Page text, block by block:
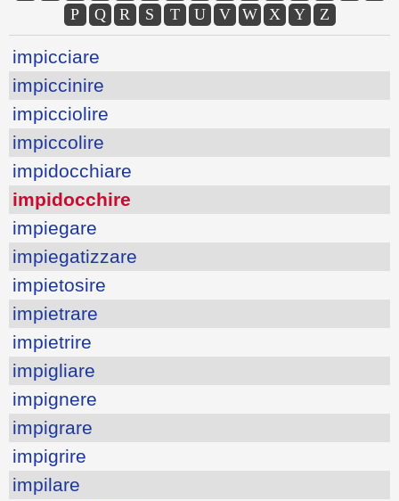
P
Q R S T U V W X Y Z
impicciare
impiccinire
impicciolire
impiccolire
impidocchiare
impidocchire
impiegare
impiegatizzare
impietosire
impietrare
impietrire
impigliare
impignere
impigrare
impigrire
impilare